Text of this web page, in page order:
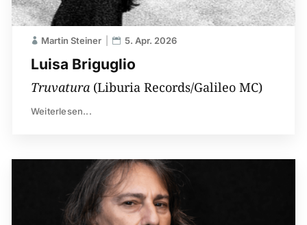
Luisa Briguglio
Martin Steiner 5. Apr. 2026
Truvatura(Liburia Records/Galileo MC)
Weiterlesen...